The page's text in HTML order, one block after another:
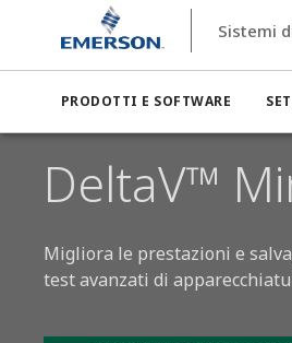
Sistemi
PRODOTTI E SOFTWARE
Sistemi di automazione
DeltaV™
Migliora le prestazioni e
test avanzati di